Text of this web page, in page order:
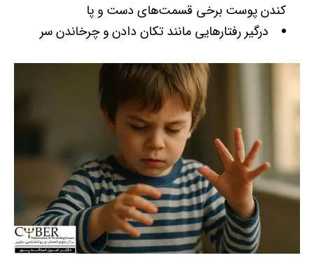
کندن پوست برخی قسمت‌های دست ‌و پا
درگیر رفتارهایی مانند تکان دادن و چرخاندن سر